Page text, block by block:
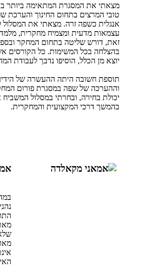
מצאתי את המסגרת המתאימה ביותר
טובי המרצים בתחום החינוך
אנגלית כשפה זרה. מצאתי את המסלול
עצמאות מדעית ומצמיח מחקרית,
זאת, דורש שליטה בתחום המחקר
בהצלחה בכל המשימות. כל הקורסים
יוצא מן הכלל, הוסיפו נדבך לעבודת
תוספת חשובה היתה ההעשרה של
וההערכה של שפה במסגרת פורום
יכולת בחירה, ובחרתי במסלול
בהמשך דרכי המקצועית והמחקרית.